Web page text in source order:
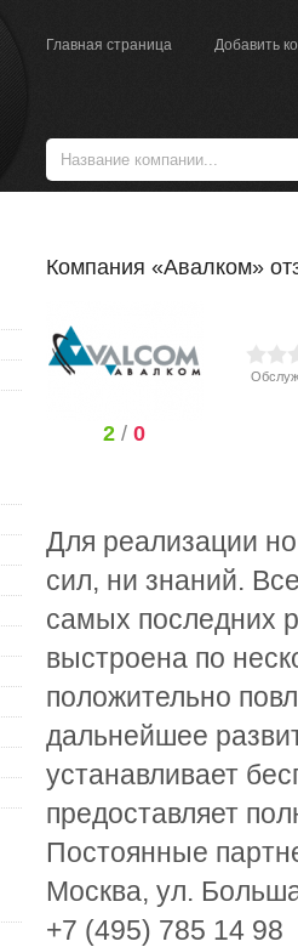
Главная страница Добавить
Компания «Авалком»
2 /0
Для реализации
сил, ни знаний.
самых последних
выстроена по
положительно
дальнейшее
устанавливает
предоставляет
Постоянные
Москва, ул.
+7 (495) 785 14 98